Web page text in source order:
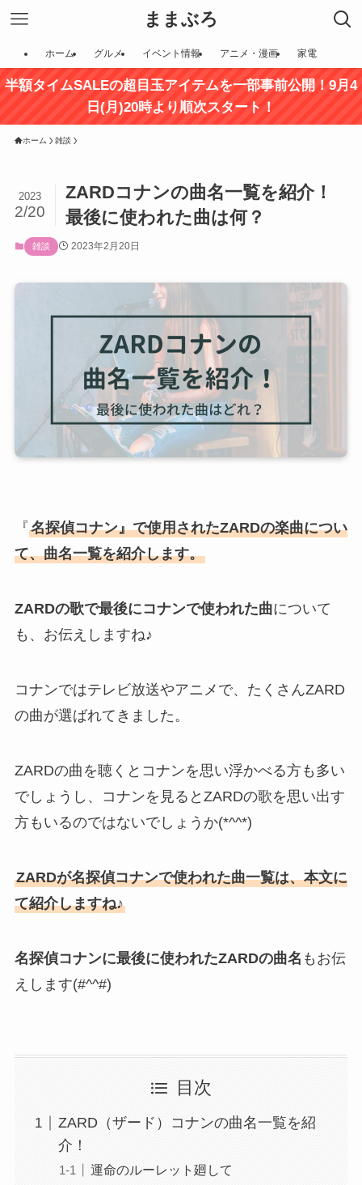
ままぶろ
ホーム グルメ イベント情報 アニメ・漫画 家電
半額タイムSALEの超目玉アイテムを一部事前公開！9月4
日(月)20時より順次スタート！
ホーム 雑談
ZARDコナンの曲名一覧を紹介！
最後に使われた曲は何？
2023
2/20
雑談 2023年2月20日
『名探偵コナン』で使用されたZARDの楽曲につい
て、曲名一覧を紹介します。
ZARDの歌で最後にコナンで使われた曲について
も、お伝えしますね♪
コナンではテレビ放送やアニメで、たくさんZARD
の曲が選ばれてきました。
ZARDの曲を聴くとコナンを思い浮かべる方も多い
でしょうし、コナンを見るとZARDの歌を思い出す
方もいるのではないでしょうか(*^^*)
ZARDが名探偵コナンで使われた曲一覧は、本文に
て紹介しますね♪
名探偵コナンに最後に使われたZARDの曲名 もお伝
えします(#^^#)
目次
ZARD（ザード）コナンの曲名一覧を紹
介！
運命のルーレット廻して